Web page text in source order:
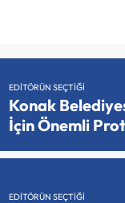
EDITÖRÜN SEÇTIĞI
Konak
İçin Önemli
EDITÖRÜN SEÇTIĞI